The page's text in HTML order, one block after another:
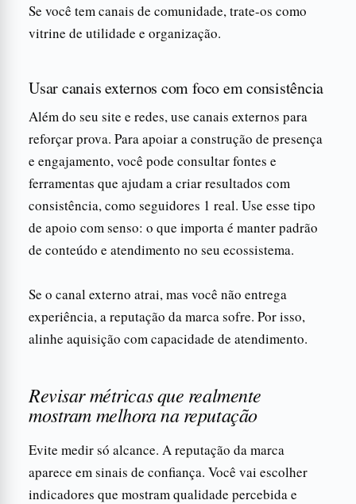
Se você tem canais de comunidade, trate-os como
vitrine de utilidade e organização.
Usar canais externos com foco em consistência
Além do seu site e redes, use canais externos para
reforçar prova. Para apoiar a construção de presença
e engajamento, você pode consultar fontes e
ferramentas que ajudam a criar resultados com
consistência, como seguidores 1 real. Use esse tipo
de apoio com senso: o que importa é manter padrão
de conteúdo e atendimento no seu ecossistema.
Se o canal externo atrai, mas você não entrega
experiência, a reputação da marca sofre. Por isso,
alinhe aquisição com capacidade de atendimento.
Revisar métricas que realmente
mostram melhora na reputação
Evite medir só alcance. A reputação da marca
aparece em sinais de confiança. Você vai escolher
indicadores que mostram qualidade percebida e